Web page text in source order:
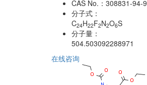
CAS No.： 308831-94-9
分子式：
C24H22F2N2O6S
分子量：
504.503092288971
在线咨询